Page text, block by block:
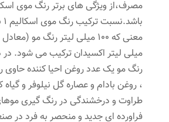
مصرف،از ویژگی های برتر رنگ موی
میلی لیتر اکسیدان ترکیب می شود.
رنگ مو یک عدد روغن احیا کننده
، روغن بادام و عصاره گل نیلوفر و گیاه
طراوت و درخشندگی در رنگ گیری
فراورده ای جدید و منحصر به فرد در